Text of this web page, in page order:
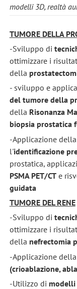
modelli 3D, realtà
TUMORE DELLA
-Sviluppo di
ottimizzare i
della
- sviluppo e
del tumore della
della Risonanza
biopsia prostatica
-Applicazione della
l'identificazione
prostatica,
PSMA PET/CTe
guidata
TUMORE DEL RENE
-Sviluppo di
ottimizzare i
della nefrectomia
-Applicazione della
(crioablazione,
-Utilizzo di modelli